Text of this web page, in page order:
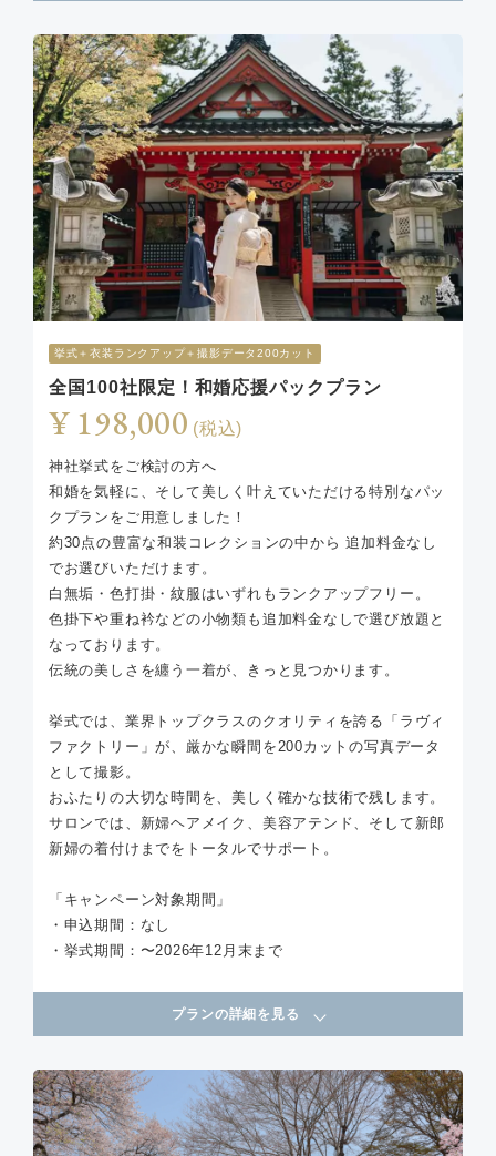
挙式︎＋衣装ランクアップ＋撮影データ200カット
全国100社限定！和婚応援パックプラン
¥ 198,000 (税込)
神社挙式をご検討の方へ
和婚を気軽に、そして美しく叶えていただける特別なパッ
クプランをご用意しました！
約30点の豊富な和装コレクションの中から 追加料金なし
でお選びいただけます。
白無垢・色打掛・紋服はいずれもランクアップフリー。
色掛下や重ね衿などの小物類も追加料金なしで選び放題と
なっております。
伝統の美しさを纏う一着が、きっと見つかります。
挙式では、業界トップクラスのクオリティを誇る「ラヴィ
ファクトリー」が、厳かな瞬間を200カットの写真データ
として撮影。
おふたりの大切な時間を、美しく確かな技術で残します。
サロンでは、新婦ヘアメイク、美容アテンド、そして新郎
新婦の着付けまでをトータルでサポート。
「キャンペーン対象期間」
・申込期間：なし
・挙式期間：〜2026年12月末まで
プランの詳細を見る